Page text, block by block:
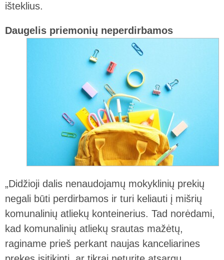
išteklius.
Daugelis priemonių neperdirbamos
„Didžioji dalis nenaudojamų mokyklinių prekių
negali būti perdirbamos ir turi keliauti į mišrių
komunalinių atliekų konteinerius. Tad norėdami,
kad komunalinių atliekų srautas mažėtų,
raginame prieš perkant naujas kanceliarines